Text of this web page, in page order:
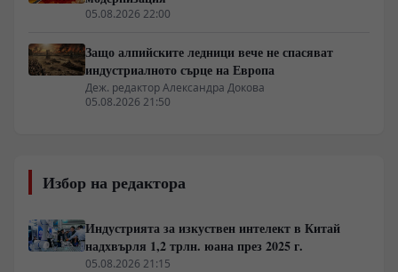
05.08.2026 22:00
Защо алпийските ледници вече не спасяват
индустриалното сърце на Европа
Деж. редактор Александра Докова
05.08.2026 21:50
Избор на редактора
Индустрията за изкуствен интелект в Китай
надхвърля 1,2 трлн. юана през 2025 г.
05.08.2026 21:15